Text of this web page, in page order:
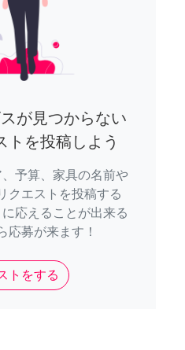
が見つからない
トを投稿しよう
予算、家具の名前や
クエストを投稿する
応えることが出来る
応募が来ます！
トをする